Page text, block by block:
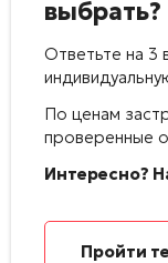
выбрать?
Ответьте на 3
По ценам
проверенные
Интересно?
Пройти